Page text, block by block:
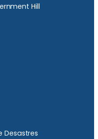
Hill
Desastres